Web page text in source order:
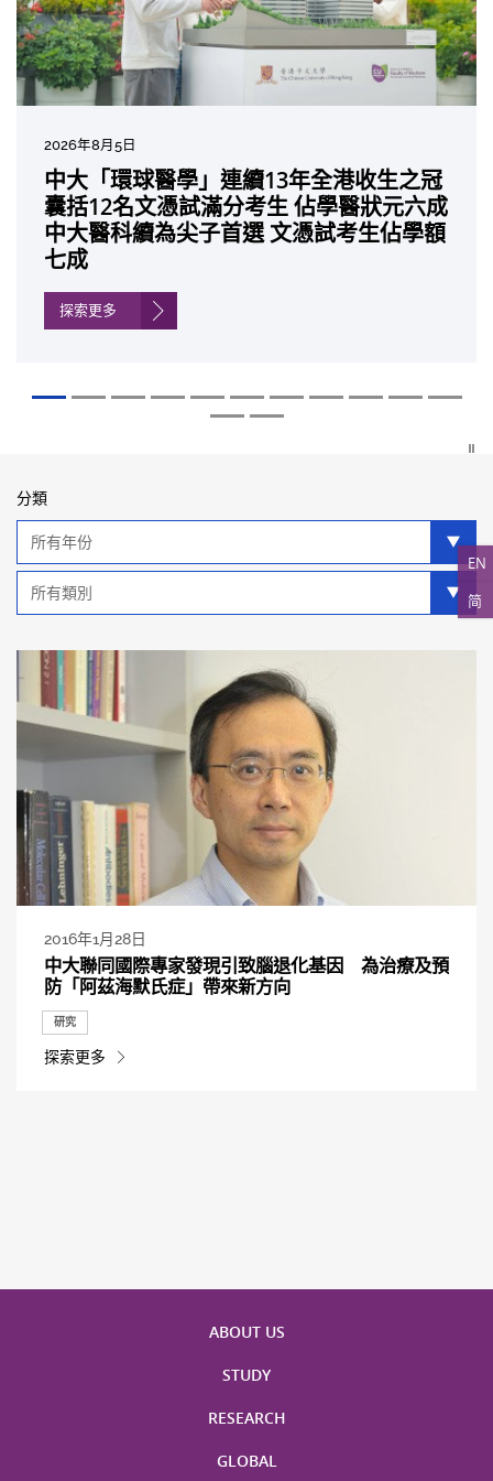
EN
简
2026年8月5日
中大「環球醫學」連續13年全港收生之冠
囊括12名文憑試滿分考生 佔學醫狀元六成
中大醫科續為尖子首選 文憑試考生佔學額
七成
探索更多
2026年7月27日
中大成立嶄新 ITECH醫療科技評估平台 推
動健康經濟分析及價值醫療
探索更多
2026年7月10日
中大研發「AI-OCT」系統助測糖尿黃斑水
腫 假陽性轉介個案銳減六成 縮短患者輪
候診症時間
2026年7月10日
中大黃秀娟教授獲頒中國工程界最高榮譽
「光華工程科技獎」 成為今屆醫藥衞生領
域唯一香港學者
2026年7月7日
中大新設「香港中文大學鳳凰獎學金」嘉
許公開試狀元 鼓勵學醫狀元走出課堂放眼
世界 裝備21世紀妙手仁醫
2026年6月29日
中大全新一站式PGT-Plus方案 精準辨識
傳統檢測中複雜基因異常「盲點」 降低人
工受孕流產及異常妊娠風險
2026年6月22日
中大發現青光眼治療新靶點 小鼠實驗證實
可恢復七成視力 有助開創嶄新神經保護療
法
2026年6月17日
中大成功拆解肝癌免疫治療耐藥性機制 揭
一種免疫細胞具「除廢餵食」新功能助癌
細胞耐藥性
2026年6月10日
中大與多名全球專家共同牽頭跨國肺癌研
究 逾半晚期ALK陽性肺癌病人七年無惡化
因特定基因異常而引起的肺癌有望變成
「慢性病」 患者可與病共存
探索更多
2026年6月5日
中大教授陳重娥獲頒「清野裕傑出領袖
獎」 成為本港首名學者榮膺亞洲糖尿病教
研最高榮譽
2026年6月2日
中大匯聚逾200位區域專家 探討私人醫療
保險如何推動全民健康覆蓋
探索更多
2026年5月19日
中大張源津醫生成首位亞洲研究員 榮獲國
際泌尿科權威獎項John K. Lattimer 講座
獎
2026年5月14日
中大取得「從實驗室到臨床應用」研究突
破 初步證實GLP-1藥物可改善嚴重中風康
復情況
分類
類
類
2016年1月28日
中大聯同國際專家發現引致腦退化基因 為治療及預
防「阿茲海默氏症」帶來新方向
研究
探索更多
ABOUT US
STUDY
RESEARCH
GLOBAL